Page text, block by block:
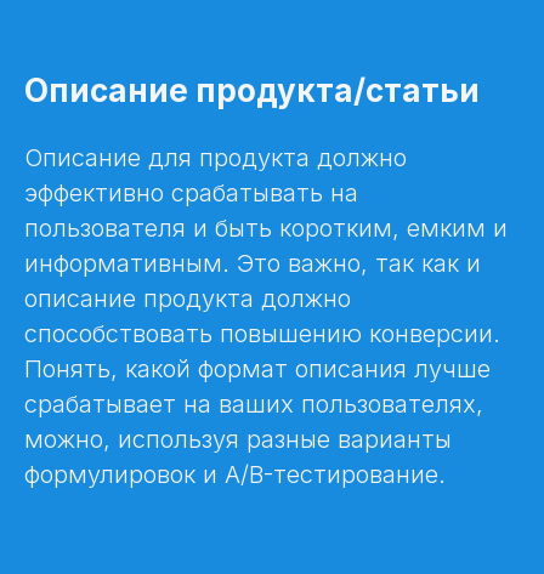
Описание продукта/статьи
Описание для продукта должно
эффективно срабатывать на
пользователя и быть коротким, емким и
информативным. Это важно, так как и
описание продукта должно
способствовать повышению конверсии.
Понять, какой формат описания лучше
срабатывает на ваших пользователях,
можно, используя разные варианты
формулировок и A/B-тестирование.